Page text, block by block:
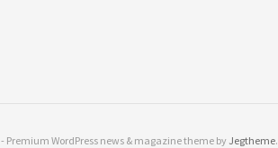
- Premium WordPress news & magazine theme by Jegtheme.